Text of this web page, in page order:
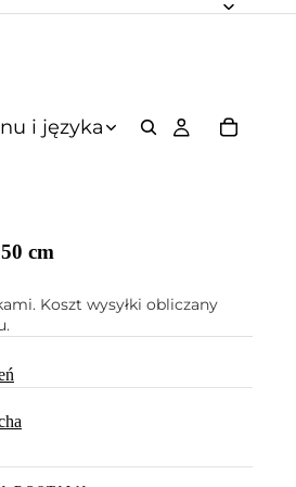
i języka
cm
Koszt wysyłki obliczany